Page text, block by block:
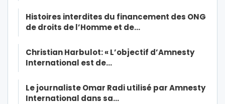
Histoires interdites du financement des ONG
de droits de l’Homme et de…
Christian Harbulot: « L’objectif d’Amnesty
International est de…
Le journaliste Omar Radi utilisé par Amnesty
International dans sa…